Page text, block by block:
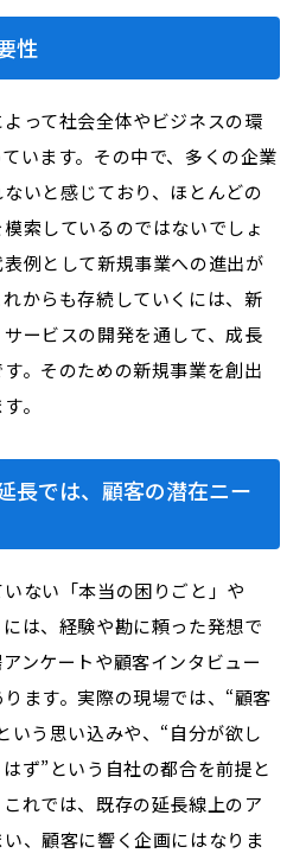
性
って社会全体やビジネスの環
います。その中で、多くの企業
いと感じており、ほとんどの
索しているのではないでしょ
例として新規事業への進出が
からも存続していくには、新
ービスの開発を通して、成長
。そのための新規事業を創出
。
長では、顧客の潜在ニー
ない「本当の困りごと」や
には、経験や勘に頼った発想で
ンケートや顧客インタビュー
ます。実際の現場では、“顧客
いう思い込みや、“自分が欲し
ず”という自社の都合を前提と
れでは、既存の延長線上のア
、顧客に響く企画にはなりま